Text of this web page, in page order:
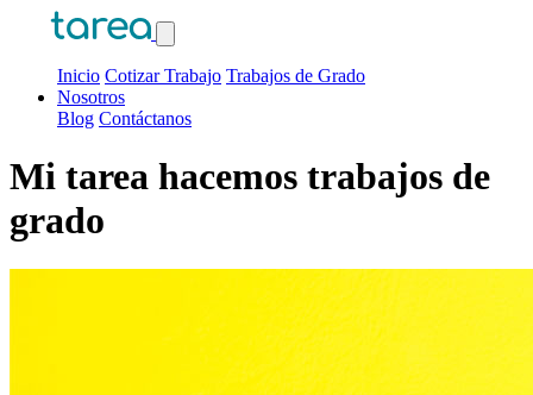
Inicio Cotizar Trabajo Trabajos de Grado
Nosotros
Blog Contáctanos
Mi tarea hacemos trabajos de
grado